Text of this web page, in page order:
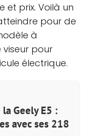
et prix. Voilà un
pour de
à
pour
électrique.
Geely E5 :
avec ses 218